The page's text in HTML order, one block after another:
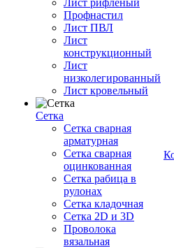
Лист рифленый
Профнастил
Лист ПВЛ
Лист
конструкционный
Лист
низколегированный
Лист кровельный
Сетка
Сетка сварная
арматурная
Сетка сварная
оцинкованная
Сетка рабица в
рулонах
Сетка кладочная
Сетка 2D и 3D
Проволока
вязальная